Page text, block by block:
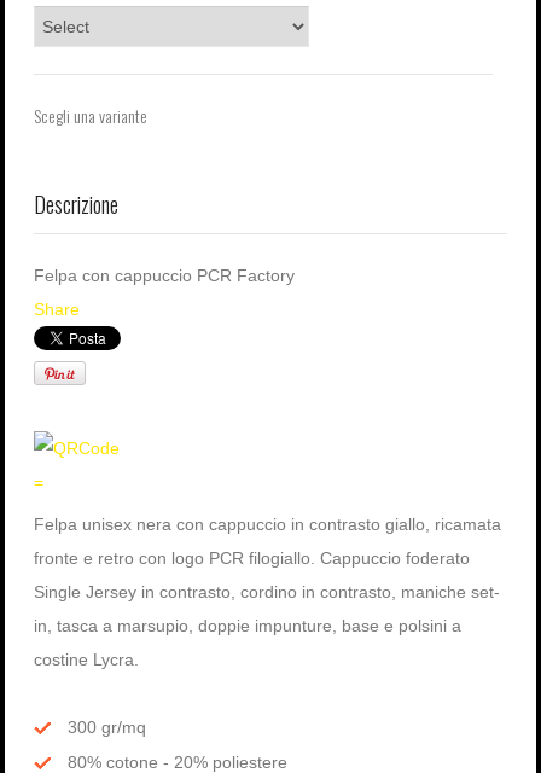
Scegli una variante
Descrizione
Felpa con cappuccio PCR Factory
Share
=
Felpa unisex nera con cappuccio in contrasto giallo, ricamata
fronte e retro con logo PCR filogiallo. Cappuccio foderato
Single Jersey in contrasto, cordino in contrasto, maniche set-
in, tasca a marsupio, doppie impunture, base e polsini a
costine Lycra.
300 gr/mq
80% cotone - 20% poliestere